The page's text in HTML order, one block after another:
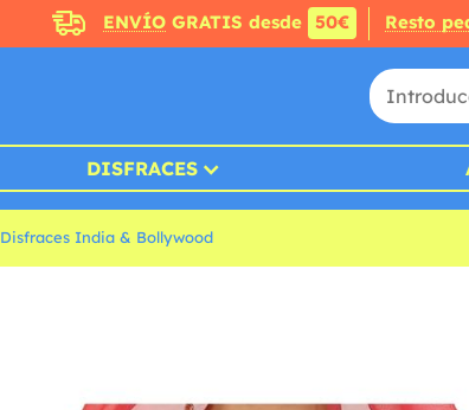
ENVÍOGRATIS desde 50€ Resto
DISFRACES
Disfraces India & Bollywood